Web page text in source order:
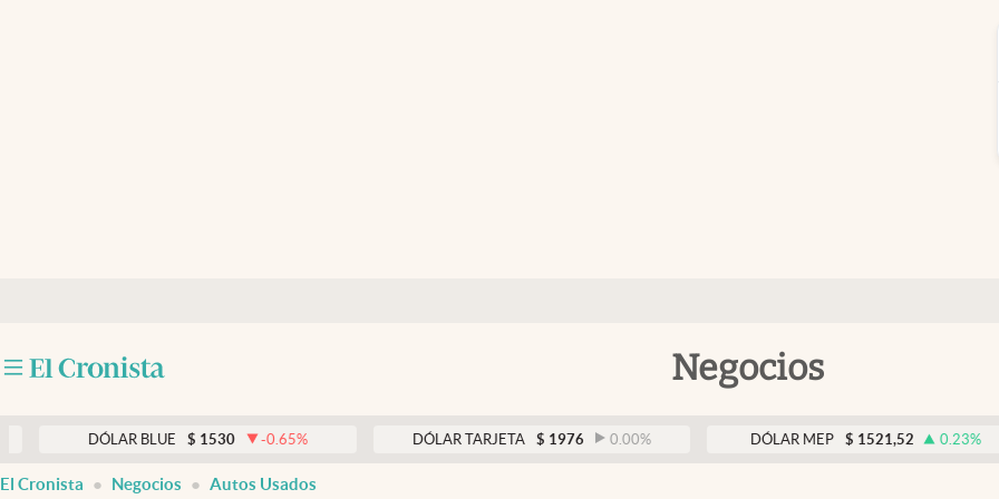
Negocios
DÓLAR BLUE $ 1530 -0.65% DÓLAR TARJETA $ 1976 0.00% DÓLAR MEP $ 1521,52 0.23%
El Cronista Negocios Autos Usados